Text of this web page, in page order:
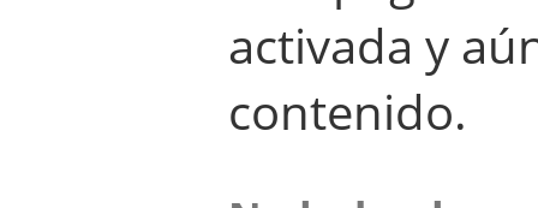
activada y
contenido.